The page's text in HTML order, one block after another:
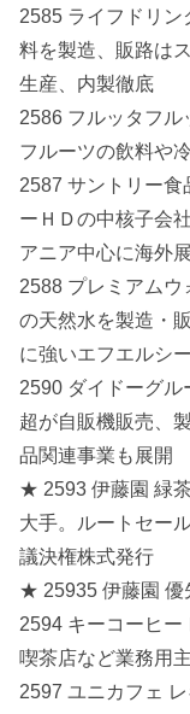
2585 ライフドリ
料を製造、販路は
生産、内製徹底
2586 フルッタフル
フルーツの飲料や
2587 サントリー食
ーＨＤの中核子会
アニア中心に海外
2588 プレミアムウ
の天然水を製造・
に強いエフエルシ
2590 ダイドーグル
超が自販機販売、
品関連事業も展開
★ 2593 伊藤園 緑
大手。ルートセー
議決権株式発行
★ 25935 伊藤園 優
2594 キーコーヒー
喫茶店など業務用
2597 ユニカフェ